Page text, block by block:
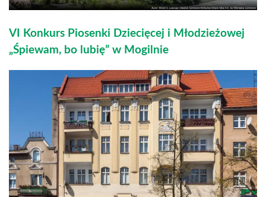
VI Konkurs Piosenki Dziecięcej i Młodzieżowej
„Śpiewam, bo lubię” w Mogilnie